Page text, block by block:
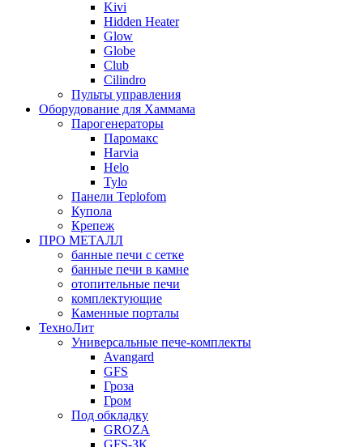
Kivi
Hidden Heater
Glow
Globe
Club
Cilindro
Пульты управления
Оборудование для Хаммама
Парогенераторы
Паромакс
Harvia
Helo
Tylo
Панели Teplofom
Купола
Крепеж
ПРО МЕТАЛЛ
банные печи с сетке
банные печи в камне
отопительные печи
комплектующие
Каменные порталы
ТехноЛит
Универсальные пече-комплекты
Avangard
GFS
Гроза
Гром
Под обкладку
GROZA
GFS-ЗК